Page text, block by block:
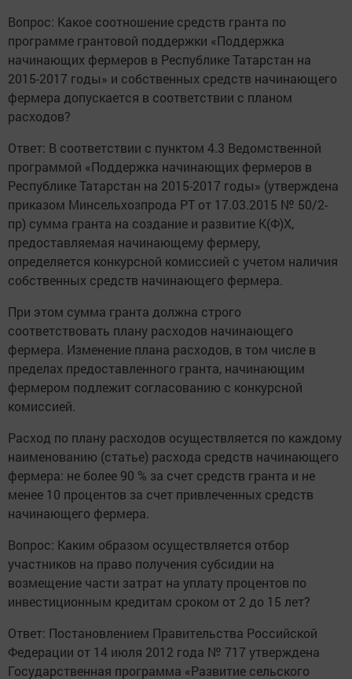
Вопрос: Какое соотношение средств гранта по
программе грантовой поддержки «Поддержка
начинающих фермеров в Республике Татарстан на
2015-2017 годы» и собственных средств начинающего
фермера допускается в соответствии с планом
расходов?
Ответ: В соответствии с пунктом 4.3 Ведомственной
программой «Поддержка начинающих фермеров в
Республике Татарстан на 2015-2017 годы» (утверждена
приказом Минсельхозпрода РТ от 17.03.2015 № 50/2-
пр) сумма гранта на создание и развитие К(Ф)Х,
предоставляемая начинающему фермеру,
определяется конкурсной комиссией с учетом наличия
собственных средств начинающего фермера.
При этом сумма гранта должна строго
соответствовать плану расходов начинающего
фермера. Изменение плана расходов, в том числе в
пределах предоставленного гранта, начинающим
фермером подлежит согласованию с конкурсной
комиссией.
Расход по плану расходов осуществляется по каждому
наименованию (статье) расхода средств начинающего
фермера: не более 90 % за счет средств гранта и не
менее 10 процентов за счет привлеченных средств
начинающего фермера.
Вопрос: Каким образом осуществляется отбор
участников на право получения субсидии на
возмещение части затрат на уплату процентов по
инвестиционным кредитам сроком от 2 до 15 лет?
Ответ: Постановлением Правительства Российской
Федерации от 14 июля 2012 года № 717 утверждена
Государственная программа «Развитие сельского